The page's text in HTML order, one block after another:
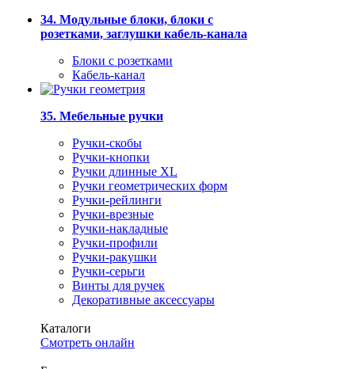
34. Модульные блоки, блоки с
розетками, заглушки кабель-канала
Блоки с розетками
Кабель-канал
35. Мебельные ручки
Ручки-скобы
Ручки-кнопки
Ручки длинные XL
Ручки геометрических форм
Ручки-рейлинги
Ручки-врезные
Ручки-накладные
Ручки-профили
Ручки-ракушки
Ручки-серьги
Винты для ручек
Декоративные аксессуары
Каталоги
Смотреть онлайн